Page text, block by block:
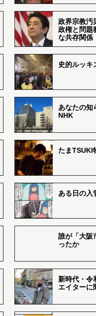
政界宗教汚
政権と問題
な共存関係
史的ルッキ
あなたの知
NHK
たまTSUKI
ある日の入
誰が「大阪
ったか
新時代・令
エイターに